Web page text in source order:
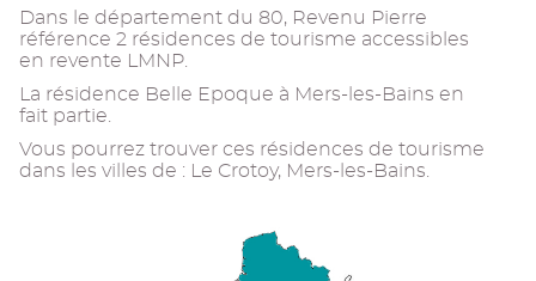
Dans le département du 80, Revenu Pierre
référence 2 résidences de tourisme accessibles
en revente LMNP.
La résidence Belle Epoque à Mers-les-Bains en
fait partie.
Vous pourrez trouver ces résidences de tourisme
dans les villes de : Le Crotoy, Mers-les-Bains.